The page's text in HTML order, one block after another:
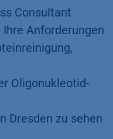
Consultant
Ihre Anforderungen
Oligonukleotid-
Dresden zu sehen